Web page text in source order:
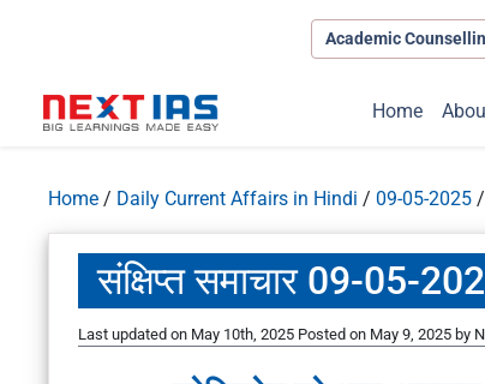
Academic
Home
Home / Daily Current Affairs in Hindi / 09-05-2025
संक्षिप्त समाचार 09-05-
Last updated on May 10th, 2025 Posted on May 9, 2025 by